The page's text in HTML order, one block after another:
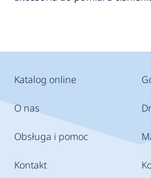
Katalog online
O nas
Obsługa i pomoc
Kontakt